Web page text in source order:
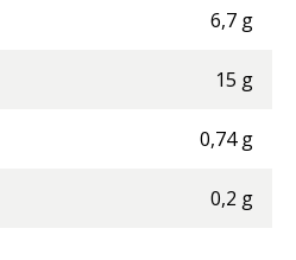
6,7 g
15 g
0,74 g
0,2 g